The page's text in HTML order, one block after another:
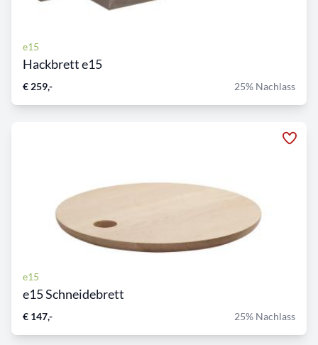
e15
Hackbrett e15
€ 259,- 25% Nachlass
e15
e15 Schneidebrett
€ 147,- 25% Nachlass